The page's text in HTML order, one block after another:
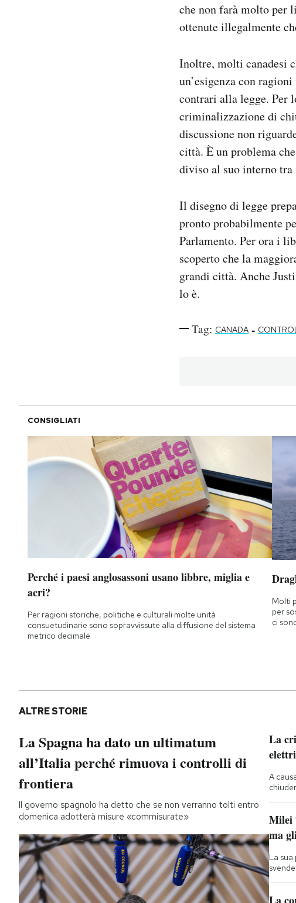
che non farà molto per
ottenute illegalmente
Inoltre, molti canadesi
un’esigenza con
contrari alla legge. Per
criminalizzazione di
discussione non
città. È un problema
diviso al suo interno
Il disegno di legge
pronto probabilmente
Parlamento. Per ora i
scoperto che la
grandi città. Anche
lo è.
Tag: CANADA -
CONSIGLIATI
Perché i paesi anglosassoni usano libbre, miglia e
acri?
Per ragioni storiche, politiche e culturali molte unità
consuetudinarie sono sopravvissute alla diffusione del sistema
metrico decimale
Molti
per
ci
ALTRE STORIE
La Spagna ha dato un ultimatum
all’Italia perché rimuova i controlli di
frontiera
Il governo spagnolo ha detto che se non verranno tolti entro
domenica adotterà misure «commisurate»
La
A
Milei
ma
La sua